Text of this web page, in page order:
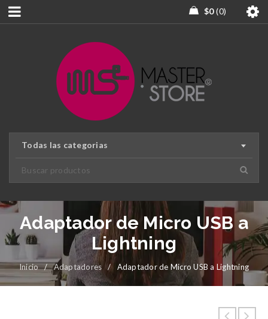
$0 0
Todas las categorias
Adaptador de Micro USB a
Lightning
Inicio / Adaptadores / Adaptador de Micro USB a Lightning